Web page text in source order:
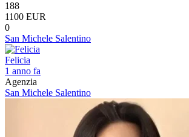
188
1100 EUR
0
San Michele Salentino
Felicia
1 anno fa
Agenzia
San Michele Salentino